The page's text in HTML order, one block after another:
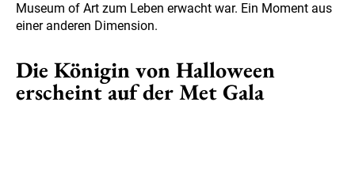
Museum of Art zum Leben erwacht war. Ein Moment aus
einer anderen Dimension.
Die Königin von Halloween
erscheint auf der Met Gala